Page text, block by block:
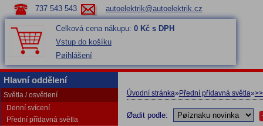
737 543 543 autoelektrik@autoelektrik.cz
Celková cena nákupu: 0 Kč s DPH
Vstup do košíku
Pøihlášení
Hlavní oddělení
Světla / osvětlení
Denní svícení
Přední přídavná světla
Úvodní stránka» Přední přídavná světla»
Øadit podle: